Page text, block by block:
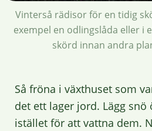
Vinterså rädisor för en tidig
exempel en odlingslåda eller i
skörd innan andra
Så fröna i växthuset som
det ett lager jord. Lägg snö
istället för att vattna dem.